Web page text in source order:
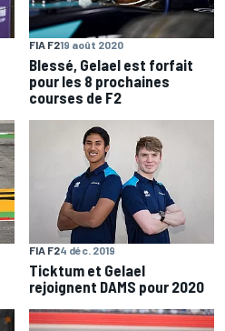
FIA F219 août 2020
Blessé, Gelael est forfait
pour les 8 prochaines
courses de F2
FIA F24 déc. 2019
Ticktum et Gelael
rejoignent DAMS pour 2020